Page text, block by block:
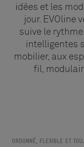
idées et les
jour. EVOline
suive le
intelligentes
mobilier, aux
fil,
ORDONNÉ, FLEXIBLE ET